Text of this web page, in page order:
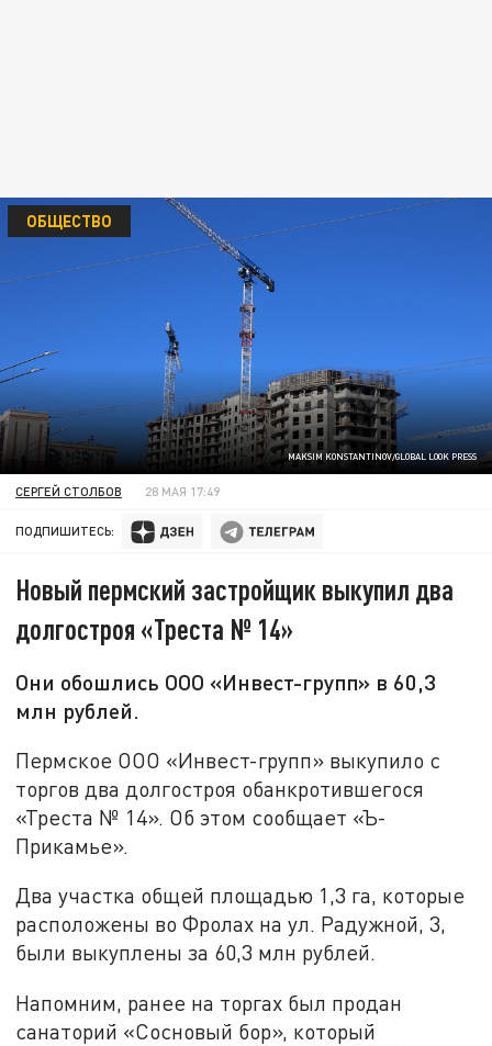
MAKSIM KONSTANTINOV/GLOBAL LOOK PRESS
ОБЩЕСТВО
СЕРГЕЙ СТОЛБОВ 28 МАЯ 17:49
ПОДПИШИТЕСЬ:
Новый пермский застройщик выкупил два
долгостроя «Треста № 14»
Они обошлись ООО «Инвест-групп» в 60,3
млн рублей.
Пермское ООО «Инвест-групп» выкупило с
торгов два долгостроя обанкротившегося
«Треста № 14». Об этом сообщает «Ъ-
Прикамье».
Два участка общей площадью 1,3 га, которые
расположены во Фролах на ул. Радужной, 3,
были выкуплены за 60,3 млн рублей.
Напомним, ранее на торгах был продан
санаторий «Сосновый бор», который